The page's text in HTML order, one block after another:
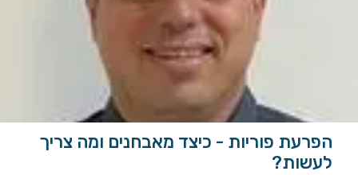
הפרעת פוריות - כיצד מאבחנים ומה צריך
לעשות?